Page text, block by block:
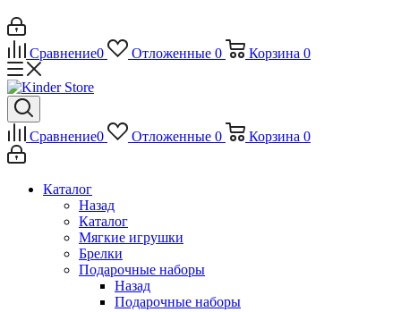
Сравнение0 Отложенные 0 Корзина 0
Сравнение0 Отложенные 0 Корзина 0
Каталог
Назад
Каталог
Мягкие игрушки
Брелки
Подарочные наборы
Назад
Подарочные наборы